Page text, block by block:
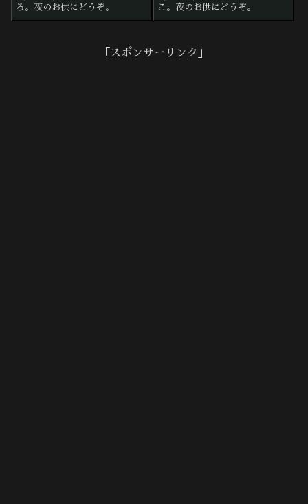
ろ。夜のお供にどうぞ。
こ。夜のお供にどうぞ。
「スポンサーリンク」